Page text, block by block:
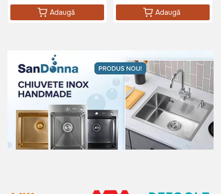
Adaugă Adaugă